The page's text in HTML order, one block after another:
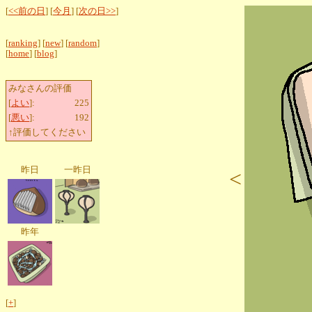
[<<前の日 ] [今月 ] [次の日>>]
[ranking] [new] [random]
[home] [blog]
みなさんの評価
[よい]:
225
[悪い]:
192
↑評価してください
昨日 一昨日
昨年
[+]
<